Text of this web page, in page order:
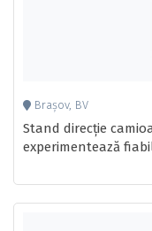
Brașov, BV
Stand direcție
experimentează